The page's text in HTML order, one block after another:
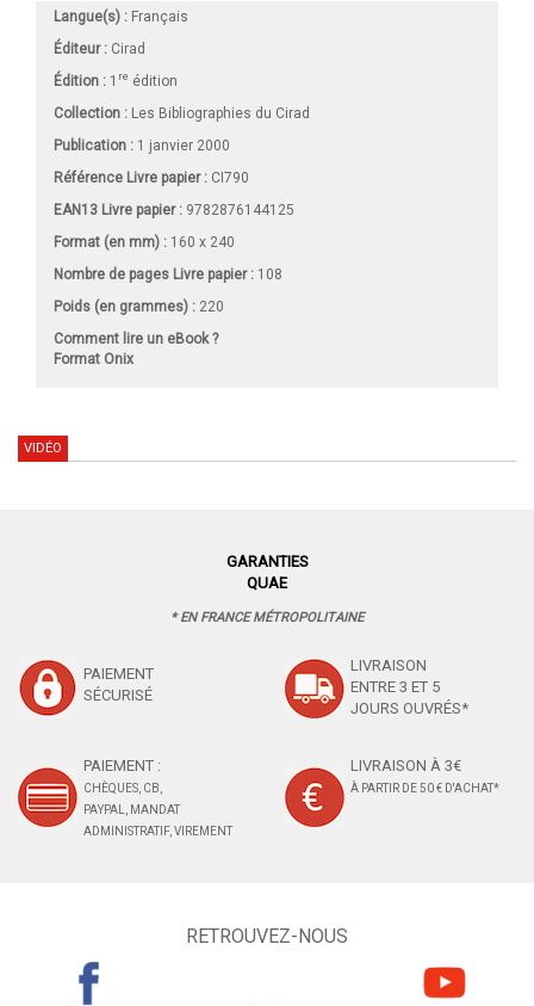
Langue(s) : Français
Éditeur : Cirad
Édition : 1 re édition
Collection : Les Bibliographies du Cirad
Publication : 1 janvier 2000
Référence Livre papier : CI790
EAN13 Livre papier : 9782876144125
Format (en mm) : 160 x 240
Nombre de pages Livre papier: 108
Poids (en grammes) : 220
Comment lire un eBook ?
Format Onix
VIDÉO
GARANTIES
QUAE
* EN FRANCE MÉTROPOLITAINE
PAIEMENT
SÉCURISÉ
LIVRAISON
ENTRE 3 ET 5
JOURS OUVRÉS*
PAIEMENT :
CHÈQUES, CB,
PAYPAL, MANDAT
ADMINISTRATIF, VIREMENT
LIVRAISON À 3€
À PARTIR DE 50 € D'ACHAT*
RETROUVEZ-NOUS